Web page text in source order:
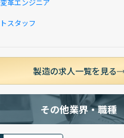
革エンジニア
スタッフ
製造の求人一覧を見る
その他業界・職種